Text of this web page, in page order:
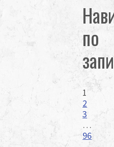
по
1
2
3
…
96